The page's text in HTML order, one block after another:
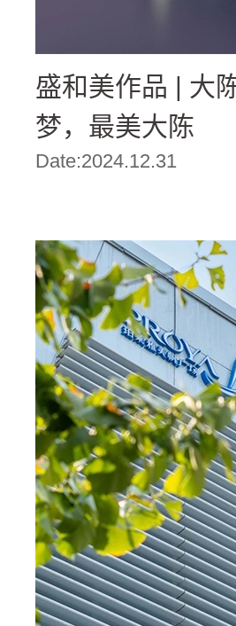
盛和美作品 | 大
梦，最美大陈
Date:2024.12.31